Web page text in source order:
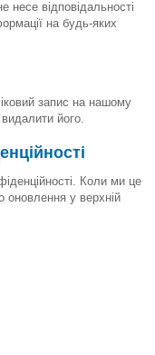
несе відповідальності
на будь-яких
запис на нашому
його.
Коли ми це
оновлення у верхній